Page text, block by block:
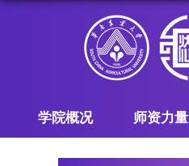
学院概况 师资力量